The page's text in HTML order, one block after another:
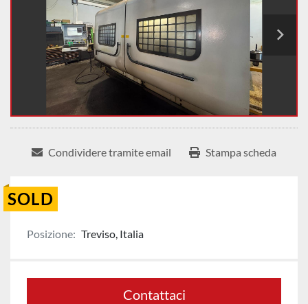
Condividere tramite email Stampa scheda
SOLD
Posizione: Treviso, Italia
Contattaci